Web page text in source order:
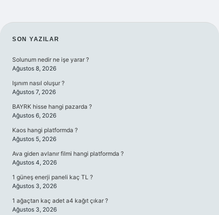
SIDEBAR
SON YAZILAR
Solunum nedir ne işe yarar ?
Ağustos 8, 2026
Işınım nasıl oluşur ?
Ağustos 7, 2026
BAYRK hisse hangi pazarda ?
Ağustos 6, 2026
Kaos hangi platformda ?
Ağustos 5, 2026
Ava giden avlanır filmi hangi platformda ?
Ağustos 4, 2026
1 güneş enerji paneli kaç TL ?
Ağustos 3, 2026
1 ağaçtan kaç adet a4 kağıt çıkar ?
Ağustos 3, 2026